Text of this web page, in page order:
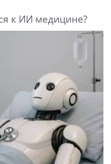
к ИИ медицине?